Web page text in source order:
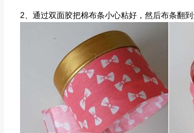
2、通过双面胶把棉布条小心粘好，然后布条翻